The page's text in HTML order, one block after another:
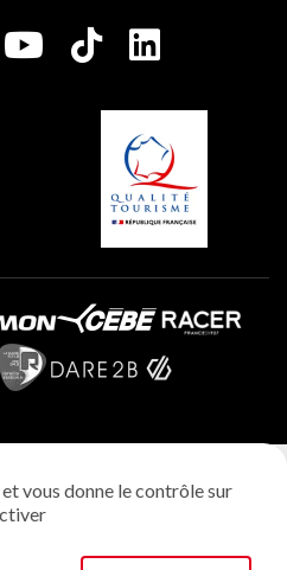
vous donne le contrôle sur